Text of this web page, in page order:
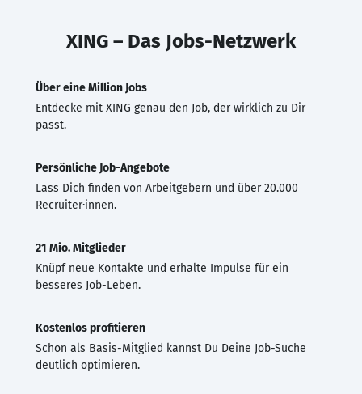
XING – Das Jobs-Netzwerk
Über eine Million Jobs
Entdecke mit XING genau den Job, der wirklich zu Dir
passt.
Persönliche Job-Angebote
Lass Dich finden von Arbeitgebern und über 20.000
Recruiter·innen.
21 Mio. Mitglieder
Knüpf neue Kontakte und erhalte Impulse für ein
besseres Job-Leben.
Kostenlos profitieren
Schon als Basis-Mitglied kannst Du Deine Job-Suche
deutlich optimieren.